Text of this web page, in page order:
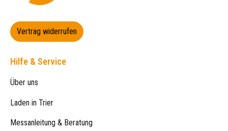
Vertrag widerrufen
Hilfe & Service
Über uns
Laden in Trier
Messanleitung & Beratung